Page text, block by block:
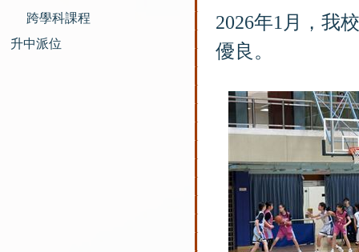
跨學科課程
升中派位
2026年1月，我
優良。